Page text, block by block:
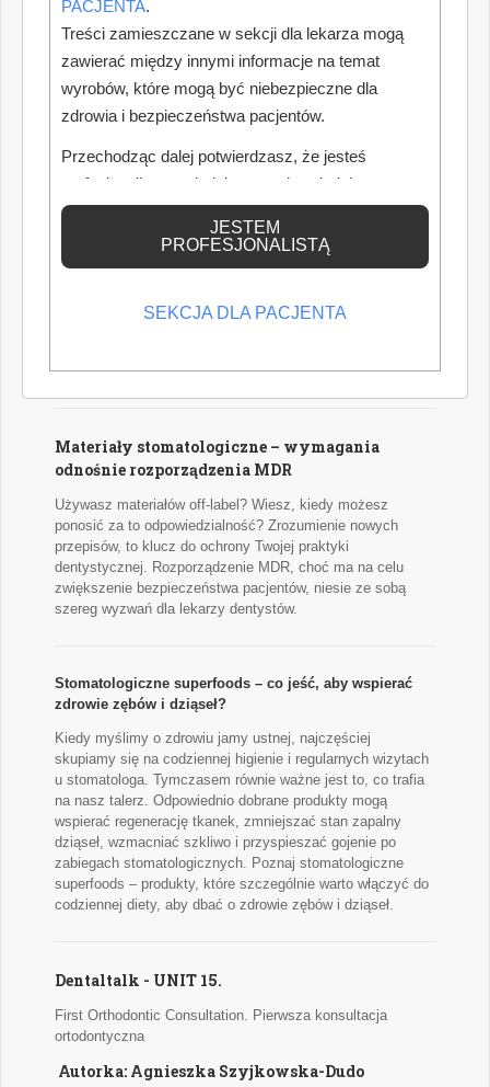
oraz mikroskopów operacyjnych.
Autor: Piotr Szymański
Wzrost wynagrodzeń a koszty gabinetów
Od 1 lipca 2026 roku ponownie wzrosły minimalne
wynagrodzenia pracowników medycznych zatrudnionych w
to nie tylko wyższe wynagrodzenia personelu średniego,
lecz przede wszystkim istotny wzrost kosztów prowadzenia
działalności, który przy niezmienionym cenniku może
oraz dlaczego warto już dziś przygotować się do
Autorka: Aleksandra Deżakowska
Materiały stomatologiczne – wymagania
odnośnie rozporządzenia MDR
Używasz materiałów off-label? Wiesz, kiedy możesz
ponosić za to odpowiedzialność? Zrozumienie nowych
przepisów, to klucz do ochrony Twojej praktyki
dentystycznej. Rozporządzenie MDR, choć ma na celu
zwiększenie bezpieczeństwa pacjentów, niesie ze sobą
szereg wyzwań dla lekarzy dentystów.
Stomatologiczne superfoods – co jeść, aby wspierać
zdrowie zębów i dziąseł?
Kiedy myślimy o zdrowiu jamy ustnej, najczęściej
skupiamy się na codziennej higienie i regularnych wizytach
u stomatologa. Tymczasem równie ważne jest to, co trafia
na nasz talerz. Odpowiednio dobrane produkty mogą
wspierać regenerację tkanek, zmniejszać stan zapalny
dziąseł, wzmacniać szkliwo i przyspieszać gojenie po
zabiegach stomatologicznych. Poznaj stomatologiczne
superfoods – produkty, które szczególnie warto włączyć do
codziennej diety, aby dbać o zdrowie zębów i dziąseł.
Dentaltalk - UNIT 15.
First Orthodontic Consultation. Pierwsza konsultacja
ortodontyczna
Autorka: Agnieszka Szyjkowska-Dudo
PACJENTA.
Treści zamieszczane w sekcji dla lekarza mogą
zawierać między innymi informacje na temat
wyrobów, które mogą być niebezpieczne dla
zdrowia i bezpieczeństwa pacjentów.
Przechodząc dalej potwierdzasz, że jesteś
profesjonalistą posiadającym odpowiednią
wiedzę medyczną.
JESTEM
PROFESJONALISTĄ
SEKCJA DLA PACJENTA